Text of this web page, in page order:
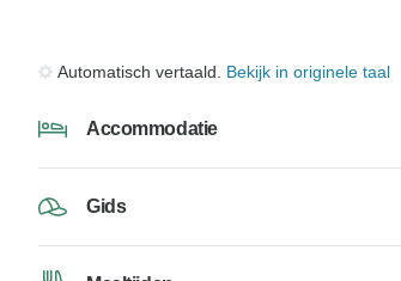
Automatisch vertaald. Bekijk in originele taal
Accommodatie
Gids